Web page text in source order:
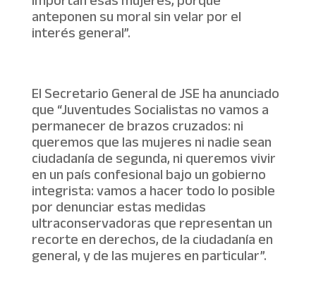
anteponen su moral sin velar por el
interés general”.
El Secretario General de JSE ha anunciado
que “Juventudes Socialistas no vamos a
permanecer de brazos cruzados: ni
queremos que las mujeres ni nadie sean
ciudadanía de segunda, ni queremos vivir
en un país confesional bajo un gobierno
integrista: vamos a hacer todo lo posible
por denunciar estas medidas
ultraconservadoras que representan un
recorte en derechos, de la ciudadanía en
general, y de las mujeres en particular”.